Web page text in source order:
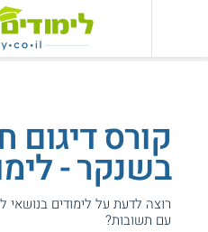
קורס דיגום
בשנקר -
רוצה לדעת על לימודים בנושאי
עם תשובות?